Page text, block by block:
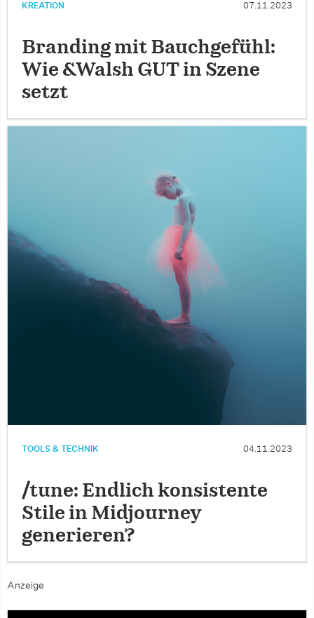
KREATION 07.11.2023
Branding mit Bauchgefühl:
Wie &Walsh GUT in Szene
setzt
TOOLS & TECHNIK 04.11.2023
/tune: Endlich konsistente
Stile in Midjourney
generieren?
Anzeige